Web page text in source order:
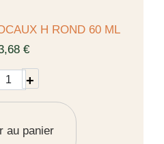
H ROND 60 ML
€
+
au panier